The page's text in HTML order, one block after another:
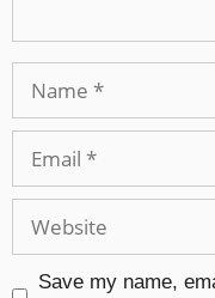
Save my name,